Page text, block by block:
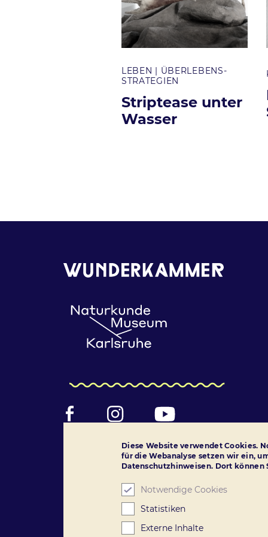
Diese Website verwendet Cookies.
für die Webanalyse setzen wir ein,
Datenschutzhinweisen. Dort
Notwendige Cookies
Statistiken
Externe Inhalte
Themen
LEBEN
ÜBERLEBENS­
STRATEGIEN
Striptease unter
Wasser
FacebookInstagramYouTube